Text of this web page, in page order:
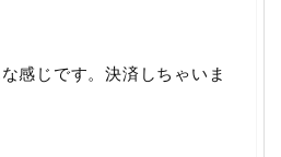
感じです。決済しちゃいま